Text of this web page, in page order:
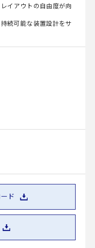
イアウトの自由度が向
続可能な装置設計をサ
ド